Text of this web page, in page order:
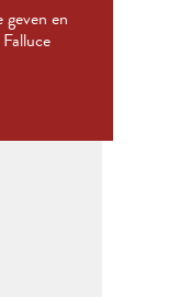
en